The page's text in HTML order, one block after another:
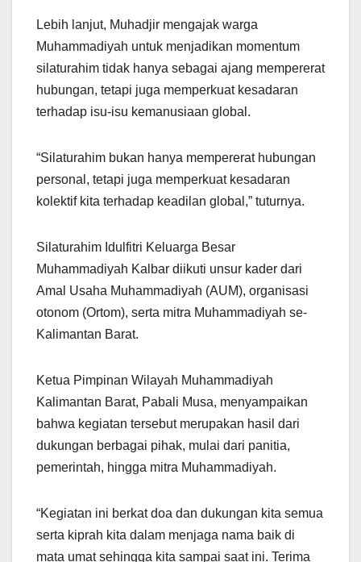
Lebih lanjut, Muhadjir mengajak warga
Muhammadiyah untuk menjadikan momentum
silaturahim tidak hanya sebagai ajang mempererat
hubungan, tetapi juga memperkuat kesadaran
terhadap isu-isu kemanusiaan global.
“Silaturahim bukan hanya mempererat hubungan
personal, tetapi juga memperkuat kesadaran
kolektif kita terhadap keadilan global,” tuturnya.
Silaturahim Idulfitri Keluarga Besar
Muhammadiyah Kalbar diikuti unsur kader dari
Amal Usaha Muhammadiyah (AUM), organisasi
otonom (Ortom), serta mitra Muhammadiyah se-
Kalimantan Barat.
Ketua Pimpinan Wilayah Muhammadiyah
Kalimantan Barat, Pabali Musa, menyampaikan
bahwa kegiatan tersebut merupakan hasil dari
dukungan berbagai pihak, mulai dari panitia,
pemerintah, hingga mitra Muhammadiyah.
“Kegiatan ini berkat doa dan dukungan kita semua
serta kiprah kita dalam menjaga nama baik di
mata umat sehingga kita sampai saat ini. Terima